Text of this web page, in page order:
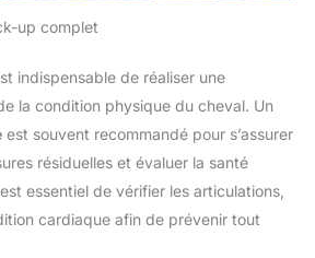
up complet
indispensable de réaliser une
la condition physique du cheval. Un
est souvent recommandé pour s’assurer
résiduelles et évaluer la santé
essentiel de vérifier les articulations,
cardiaque afin de prévenir tout